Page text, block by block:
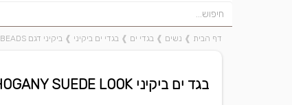
דף הבית ❱ נשים ❱ בגדי ים ❱ בגדי ים ביקיני ❱ ביקיני דגם BEADS
בגד ים ביקיני BEADS-MAHOGANY SUEDE LOOK